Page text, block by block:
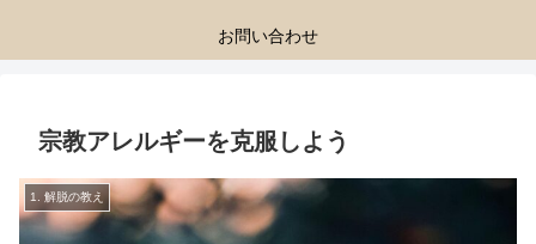
お問い合わせ
宗教アレルギーを克服しよう
1. 解脱の教え